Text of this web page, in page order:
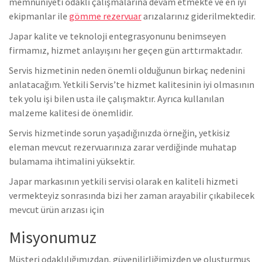
ekipmanlar ile gömme rezervuararızalarınız giderilmektedir.
Japar kalite ve teknoloji entegrasyonunu benimseyen
firmamız, hizmet anlayışını her geçen gün arttırmaktadır.
Servis hizmetinin neden önemli olduğunun birkaç nedenini
anlatacağım. Yetkili Servis’te hizmet kalitesinin iyi olmasının
tek yolu işi bilen usta ile çalışmaktır. Ayrıca kullanılan
malzeme kalitesi de önemlidir.
Servis hizmetinde sorun yaşadığınızda örneğin, yetkisiz
eleman mevcut rezervuarınıza zarar verdiğinde muhatap
bulamama ihtimalini yüksektir.
Japar markasının yetkili servisi olarak en kaliteli hizmeti
vermekteyiz sonrasında bizi her zaman arayabilir çıkabilecek
mevcut ürün arızası için
Misyonumuz
Müşteri odaklılığımızdan, güvenilirliğimizden ve oluşturmuş